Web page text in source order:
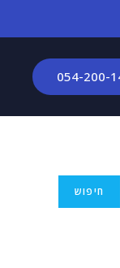
054-200-
חיפוש